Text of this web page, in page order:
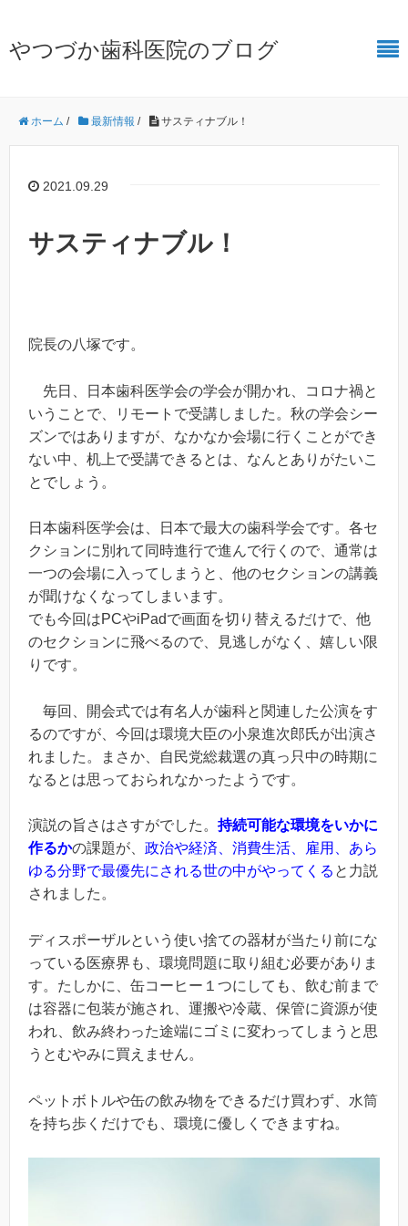
やつづか歯科医院のブログ
ホーム / 最新情報 / サスティナブル！
2021.09.29
サスティナブル！
院長の八塚です。
先日、日本歯科医学会の学会が開かれ、コロナ禍と
いうことで、リモートで受講しました。秋の学会シー
ズンではありますが、なかなか会場に行くことができ
ない中、机上で受講できるとは、なんとありがたいこ
とでしょう。
日本歯科医学会は、日本で最大の歯科学会です。各セ
クションに別れて同時進行で進んで行くので、通常は
一つの会場に入ってしまうと、他のセクションの講義
が聞けなくなってしまいます。
でも今回はPCやiPadで画面を切り替えるだけで、他
のセクションに飛べるので、見逃しがなく、嬉しい限
りです。
毎回、開会式では有名人が歯科と関連した公演をす
るのですが、今回は環境大臣の小泉進次郎氏が出演さ
れました。まさか、自民党総裁選の真っ只中の時期に
なるとは思っておられなかったようです。
演説の旨さはさすがでした。 持続可能な環境をいかに
作るかの課題が、 政治や経済、消費生活、雇用、あら
ゆる分野で最優先にされる世の中がやってくる と力説
されました。
ディスポーザルという使い捨ての器材が当たり前にな
っている医療界も、環境問題に取り組む必要がありま
す。たしかに、缶コーヒー１つにしても、飲む前まで
は容器に包装が施され、運搬や冷蔵、保管に資源が使
われ、飲み終わった途端にゴミに変わってしまうと思
うとむやみに買えません。
ペットボトルや缶の飲み物をできるだけ買わず、水筒
を持ち歩くだけでも、環境に優しくできますね。